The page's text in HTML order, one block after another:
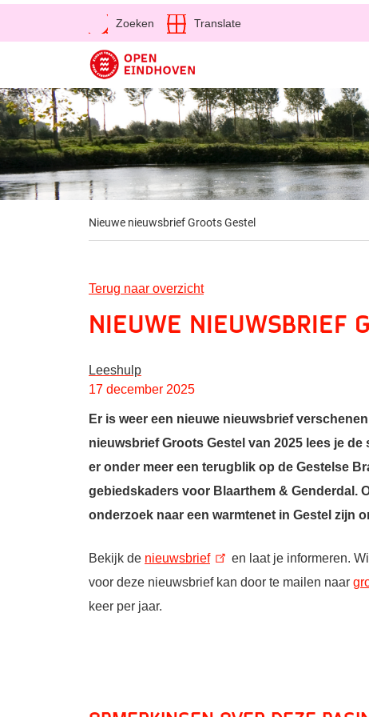
Direct naar de inhoud
Open
Zoeken Translate
Nieuwe nieuwsbrief Groots Gestel
Terug naar overzicht
Nieuwe nieuwsbrief
Leeshulp
17 december 2025
Er is weer een nieuwe nieuwsbrief
nieuwsbrief Groots Gestel van 2025 lees je
er onder meer een terugblik op de Gestelse
gebiedskaders voor Blaarthem & Genderdal.
onderzoek naar een warmtenet in Gestel zijn
Bekijk de nieuwsbrief
en laat je informeren.
voor deze nieuwsbrief kan door te mailen naar
keer per jaar.